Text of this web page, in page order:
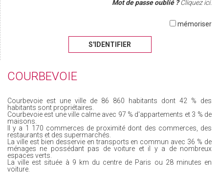
Mot de passe oublié ?Cliquez ici.
mémoriser
S'IDENTIFIER
COURBEVOIE
Courbevoie est une ville de 86 860 habitants dont 42 % des
habitants sont propriétaires.
Courbevoie est une ville calme avec 97 % d'appartements et 3 % de
maisons.
Il y a 1 170 commerces de proximité dont des commerces, des
restaurants et des supermarchés.
La ville est bien desservie en transports en commun avec 36 % de
ménages ne possédant pas de voiture et il y a de nombreux
espaces verts.
La ville est située à 9 km du centre de Paris ou 28 minutes en
voiture.